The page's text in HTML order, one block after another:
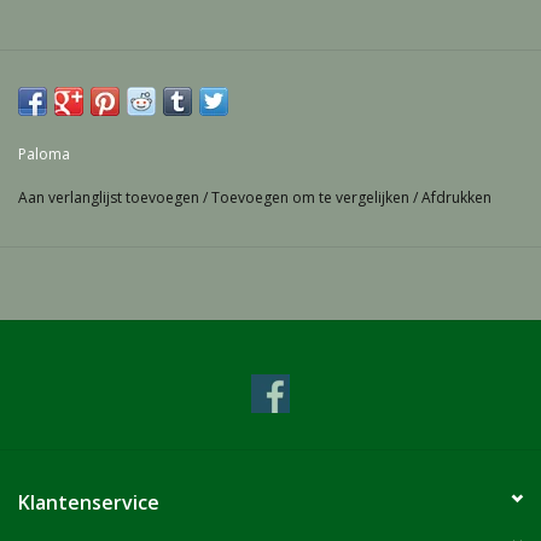
Paloma
Aan verlanglijst toevoegen /Toevoegen om te vergelijken /Afdrukken
Klantenservice